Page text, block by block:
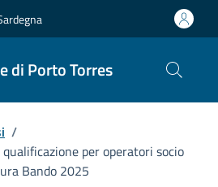
di Porto Torres
/
per operatori socio
Bando 2025